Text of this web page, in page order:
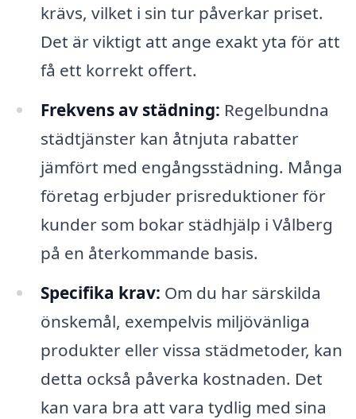
krävs, vilket i sin tur påverkar priset.
Det är viktigt att ange exakt yta för att
få ett korrekt offert.
Frekvens av städning: Regelbundna
städtjänster kan åtnjuta rabatter
jämfört med engångsstädning. Många
företag erbjuder prisreduktioner för
kunder som bokar städhjälp i Vålberg
på en återkommande basis.
Specifika krav: Om du har särskilda
önskemål, exempelvis miljövänliga
produkter eller vissa städmetoder, kan
detta också påverka kostnaden. Det
kan vara bra att vara tydlig med sina